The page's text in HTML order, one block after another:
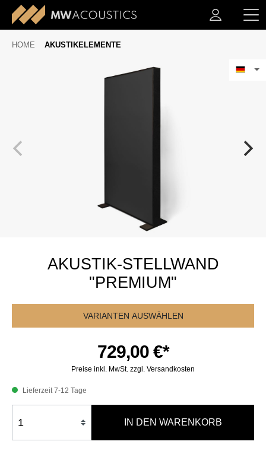
HOME AKUSTIKELEMENTE
AKUSTIK-STELLWAND
"PREMIUM"
VARIANTEN AUSWÄHLEN
729,00 €*
Preise inkl. MwSt. zzgl. Versandkosten
Lieferzeit 7-12 Tage
IN DEN WARENKORB